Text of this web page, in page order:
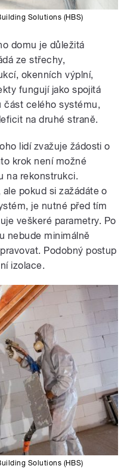
Solutions (HBS)
domu je důležitá
ze střechy,
okenních výplní,
fungují jako spojitá
část celého systému,
na druhé straně.
lidí zvažuje žádosti o
krok není možné
na rekonstrukci.
pokud si zažádáte o
je nutné před tím
veškeré parametry. Po
nebude minimálně
Podobný postup
izolace.
Solutions (HBS)